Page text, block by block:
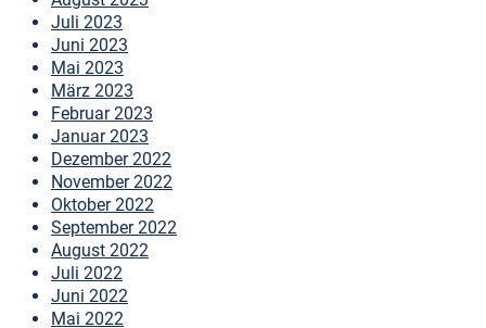
Juli 2023
Juni 2023
Mai 2023
März 2023
Februar 2023
Januar 2023
Dezember 2022
November 2022
Oktober 2022
September 2022
August 2022
Juli 2022
Juni 2022
Mai 2022